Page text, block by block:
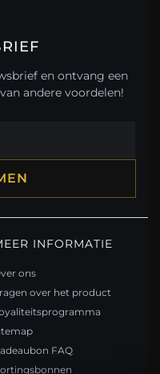
en ontvang een
andere voordelen!
INFORMATIE
ons
over het product
FAQ